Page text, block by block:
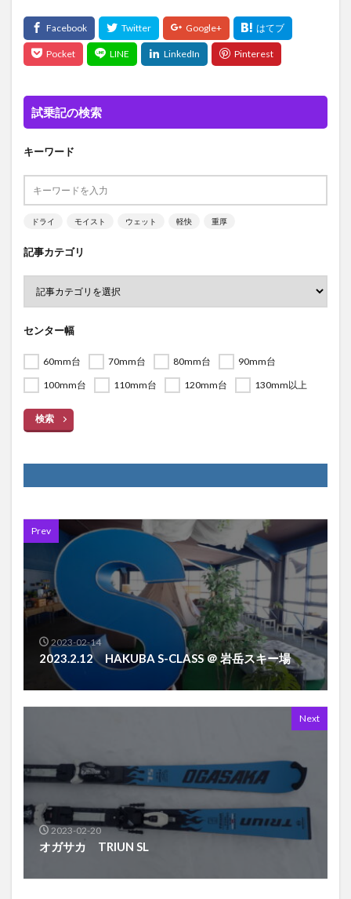
試乗記の検索
キーワード
ドライ モイスト ウェット 軽快 重厚
記事カテゴリ
センター幅
60mm台 70mm台 80mm台
90mm台
100mm台
110mm台 120mm台 130mm以上
検索
Prev
2023-02-14
2023.2.12 HAKUBA S-CLASS ＠ 岩岳スキー場
Next
2023-02-20
オガサカ TRIUN SL